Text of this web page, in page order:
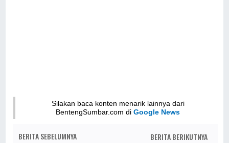
Silakan baca konten menarik lainnya dari
BentengSumbar.com diGoogle News
BERITA SEBELUMNYA BERITA BERIKUTNYA